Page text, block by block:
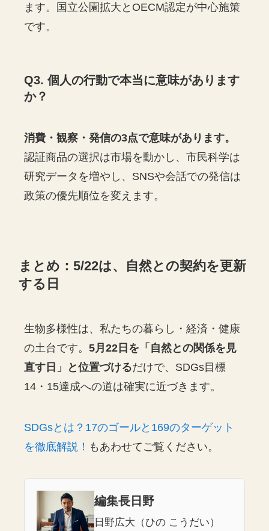
ます。国立公園拡大とOECM認定が中心施策
です。
Q3. 個人の行動で本当に意味があります
か？
消費・観察・発信の3点で意味があります。
認証商品の選択は市場を動かし、市民科学は
研究データを増やし、SNSや会話での発信は
政策の優先順位を変えます。
まとめ：5/22は、自然との契約を更新
する日
生物多様性は、私たちの暮らし・経済・健康
の土台です。5月22日を「自然との関係を見
直す日」と位置づけるだけで、SDGs目標
14・15達成への道は確実に近づきます。
SDGsとは？17のゴールと169のターゲット
を徹底解説！ もあわせてご覧ください。
編集長日野
日野広大（ひの こうだい）